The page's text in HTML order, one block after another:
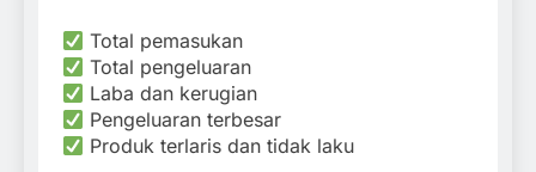
Total pemasukan
Total pengeluaran
Laba dan kerugian
Pengeluaran terbesar
Produk terlaris dan tidak laku